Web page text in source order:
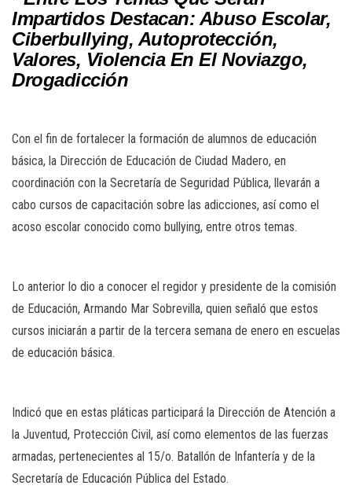
Impartidos Destacan: Abuso Escolar,
Ciberbullying, Autoprotección,
Valores, Violencia En El Noviazgo,
Drogadicción
Con el fin de fortalecer la formación de alumnos de educación
básica, la Dirección de Educación de Ciudad Madero, en
coordinación con la Secretaría de Seguridad Pública, llevarán a
cabo cursos de capacitación sobre las adicciones, así como el
acoso escolar conocido como bullying, entre otros temas.
Lo anterior lo dio a conocer el regidor y presidente de la comisión
de Educación, Armando Mar Sobrevilla, quien señaló que estos
cursos iniciarán a partir de la tercera semana de enero en escuelas
de educación básica.
Indicó que en estas pláticas participará la Dirección de Atención a
la Juventud, Protección Civil, así como elementos de las fuerzas
armadas, pertenecientes al 15/o. Batallón de Infantería y de la
Secretaría de Educación Pública del Estado.